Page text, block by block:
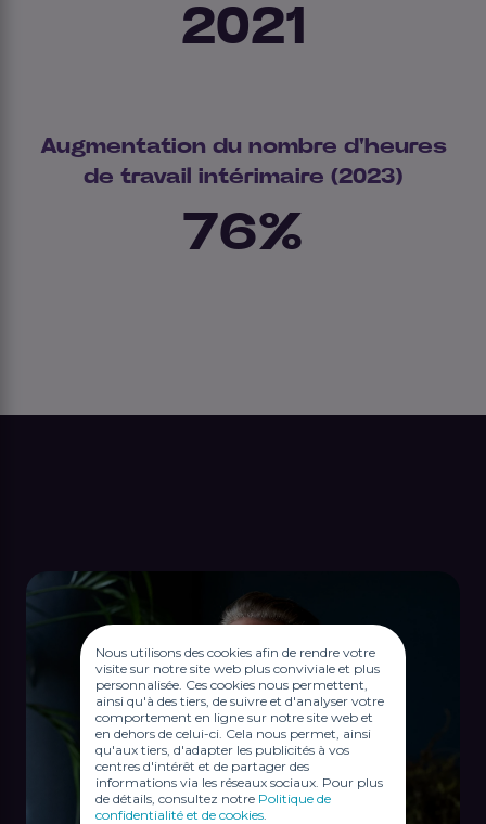
Nous utilisons des cookies afin de rendre votre
visite sur notre site web plus conviviale et plus
personnalisée. Ces cookies nous permettent,
ainsi qu'à des tiers, de suivre et d'analyser votre
comportement en ligne sur notre site web et
en dehors de celui-ci. Cela nous permet, ainsi
qu'aux tiers, d'adapter les publicités à vos
centres d'intérêt et de partager des
informations via les réseaux sociaux. Pour plus
de détails, consultez notre Politique de
confidentialité et de cookies.
2021
Augmentation du nombre d'heures
de travail intérimaire (2023)
76%